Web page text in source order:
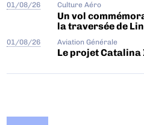
01/08/26 Culture Aéro
Un vol
la traversée de
01/08/26 Aviation Générale
Le projet Catalina